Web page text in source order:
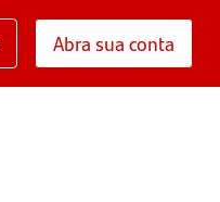
Abra sua conta